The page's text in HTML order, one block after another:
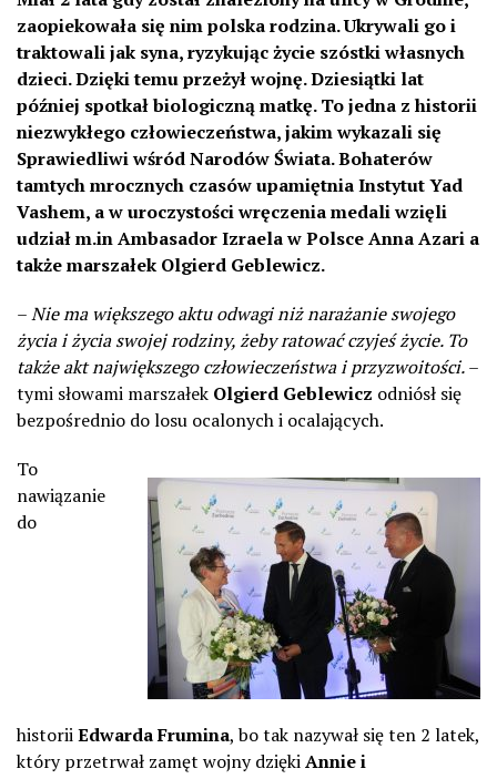
zaopiekowała się nim polska rodzina. Ukrywali go i
traktowali jak syna, ryzykując życie szóstki własnych
dzieci. Dzięki temu przeżył wojnę. Dziesiątki lat
później spotkał biologiczną matkę. To jedna z historii
niezwykłego człowieczeństwa, jakim wykazali się
Sprawiedliwi wśród Narodów Świata. Bohaterów
tamtych mrocznych czasów upamiętnia Instytut Yad
Vashem, a w uroczystości wręczenia medali wzięli
udział m.in Ambasador Izraela w Polsce Anna Azari a
także marszałek Olgierd Geblewicz.
–Nie ma większego aktu odwagi niż narażanie swojego
życia i życia swojej rodziny, żeby ratować czyjeś życie. To
także akt największego człowieczeństwa i przyzwoitości.–
tymi słowami marszałek Olgierd Geblewicz odniósł się
bezpośrednio do losu ocalonych i ocalających.
To
nawiązanie
do
historiiEdwarda Frumina, bo tak nazywał się ten 2 latek,
który przetrwał zamęt wojny dziękiAnnie i